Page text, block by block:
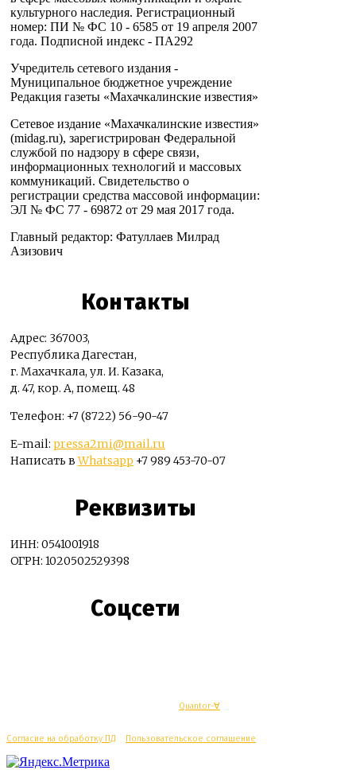
культурного наследия. Регистрационный
номер: ПИ № ФС 10 - 6585 от 19 апреля 2007
года. Подписной индекс - ПА292
Учредитель сетевого издания -
Муниципальное бюджетное учреждение
Редакция газеты «Махачкалинские известия»
Сетевое издание «Махачкалинские известия»
(midag.ru), зарегистрирован Федеральной
службой по надзору в сфере связи,
информационных технологий и массовых
коммуникаций. Свидетельство о
регистрации средства массовой информации:
ЭЛ № ФС 77 - 69872 от 29 мая 2017 года.
Главный редактор: Фатуллаев Милрад
Азизович
Контакты
Адрес: 367003,
Республика Дагестан,
г. Махачкала, ул. И. Казака,
д. 47, кор. А, помещ. 48
Телефон: +7 (8722) 56-90-47
E-mail: pressa2mi@mail.ru
Написать вWhatsapp +7 989 453-70-07
Реквизиты
ИНН: 0541001918
ОГРН: 1020502529398
Соцсети
Quantor-∀
Согласие на обработку ПД Пользовательское соглашение